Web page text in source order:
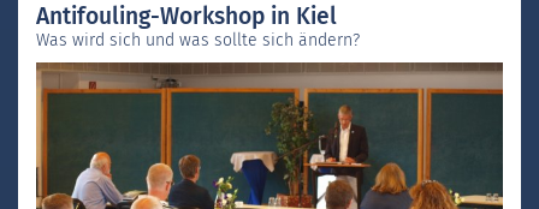
Antifouling-Workshop in Kiel
Was wird sich und was sollte sich ändern?